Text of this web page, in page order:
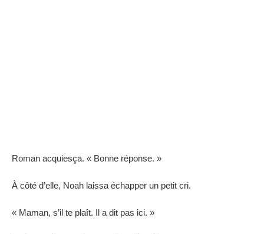
Roman acquiesça. « Bonne réponse. »
À côté d’elle, Noah laissa échapper un petit cri.
« Maman, s’il te plaît. Il a dit pas ici. »